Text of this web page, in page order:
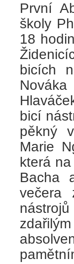
První
školy
18
bicích
bicí
pěkný
Marie
která
Bacha
večera